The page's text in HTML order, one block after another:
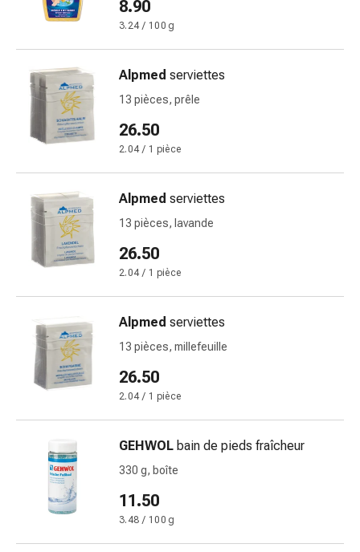
pour
Hygiène
yeux
Cœur
et
Circulation
Thérapie
cardiaque
contention
Troubles
circulatoires
Arrêt
tabac
Troubles
veineux
cardiaque
8.90
3.24 / 100 g
Alpmed serviettes
13 pièces, prêle
26.50
2.04 / 1 pièce
Alpmed serviettes
13 pièces, lavande
26.50
2.04 / 1 pièce
Alpmed serviettes
13 pièces, millefeuille
26.50
2.04 / 1 pièce
GEHWOL bain de pieds fraîcheur
330 g, boîte
11.50
3.48 / 100 g